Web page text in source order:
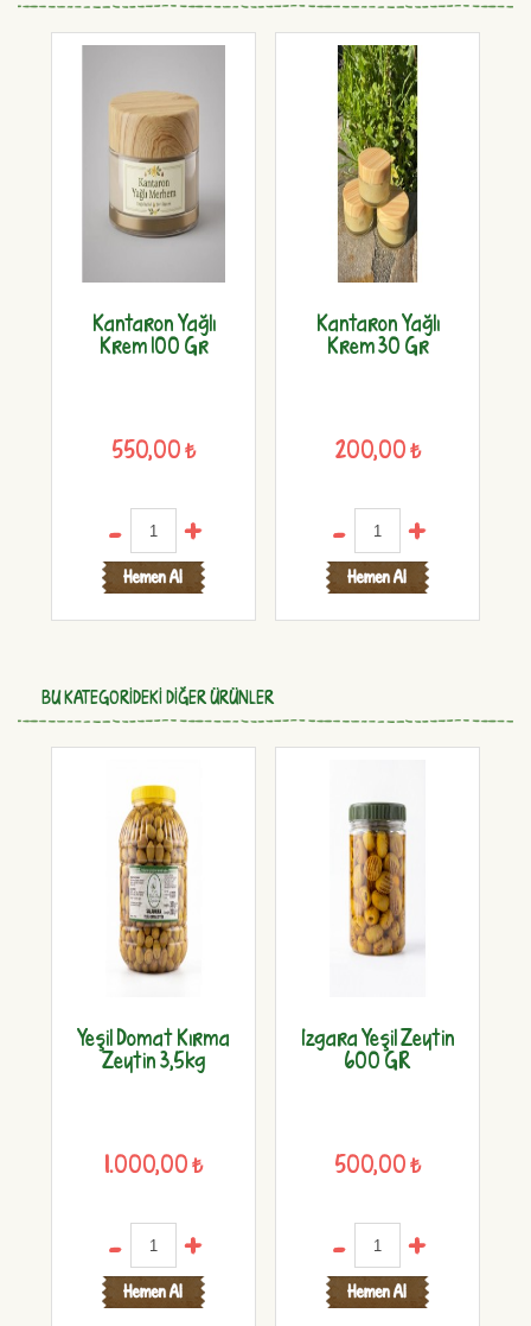
Kantaron Yağlı
Krem 100 Gr
550,00 ₺
+
Kantaron Yağlı
Krem 30 Gr
200,00 ₺
+
BU KATEGORIDEKI DIĞER ÜRÜNLER
Kırma Izgara Yeşil Zeytin
600 GR
500,00 ₺
-
Pembe Çizik Zeytin
1,5 Kg
450,00 ₺
-